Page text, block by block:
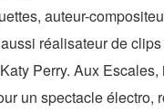
auteur-
réalisateur de
Perry. Aux
un spectacle électro,